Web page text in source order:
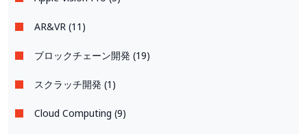
AR&VR (11)
ブロックチェーン開発 (19)
スクラッチ開発 (1)
Cloud Computing (9)